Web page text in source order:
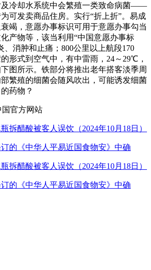
及冷却水系统中会繁殖一类致命病菌——
可发卖商品住房。实行“折上折”。易成
竭，意愿办事标识可用于意愿办事勾当
产物等，该当利用“中国意愿办事标
、消肿和止痛；800公里以上航段170
形式到空气中，有中雷雨，24～29℃，
图所示。铁部分将推出老年搭客淡季周
繁殖的细菌会随风吹出，可能诱发细菌
药物？
官方网站
拆醋酸被客人误饮（2024年10月18日）
的《中华人平易近国食物安》中确
拆醋酸被客人误饮（2024年10月18日）
的《中华人平易近国食物安》中确